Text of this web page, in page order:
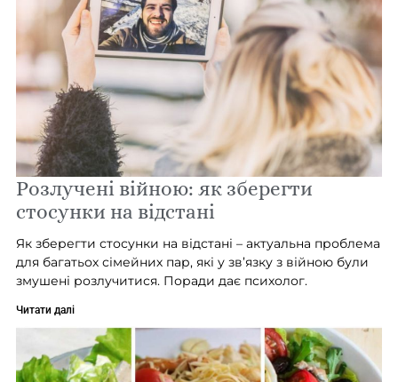
Розлучені війною: як зберегти
стосунки на відстані
Як зберегти стосунки на відстані – актуальна проблема
для багатьох сімейних пар, які у зв’язку з війною були
змушені розлучитися. Поради дає психолог.
Читати далі